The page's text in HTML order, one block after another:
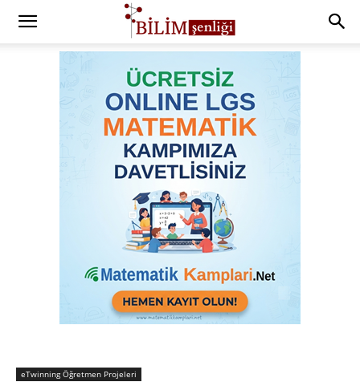
eTwinning Öğretmen Projeleri